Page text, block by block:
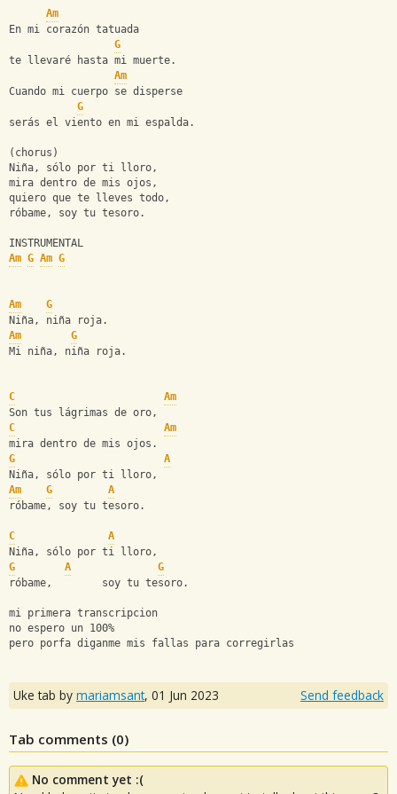
Am
En mi corazón tatuada
G
te llevaré hasta mi muerte.
Am
Cuando mi cuerpo se disperse
G
serás el viento en mi espalda.
(chorus)
Niña, sólo por ti lloro,
mira dentro de mis ojos,
quiero que te lleves todo,
róbame, soy tu tesoro.
INSTRUMENTAL
Am G Am G
Am
G
Niña, niña roja.
Am
G
Mi niña, niña roja.
C
Am
Son tus lágrimas de oro,
C
Am
mira dentro de mis ojos.
G
A
Niña, sólo por ti lloro,
Am
G
A
róbame, soy tu tesoro.
C
A
Niña, sólo por ti lloro,
G
A
G
róbame,        soy tu tesoro.
mi primera transcripcion
no espero un 100%
pero porfa diganme mis fallas para corregirlas
Uke tab by mariamsant, 01 Jun 2023 Send feedback
Tab comments (0)
No comment yet :(